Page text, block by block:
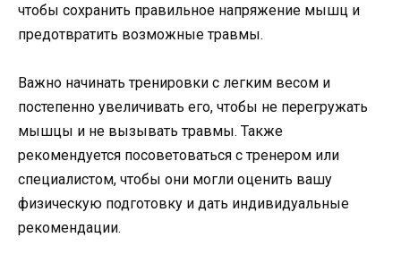
чтобы сохранить правильное напряжение мышц и
предотвратить возможные травмы.
Важно начинать тренировки с легким весом и
постепенно увеличивать его, чтобы не перегружать
мышцы и не вызывать травмы. Также
рекомендуется посоветоваться с тренером или
специалистом, чтобы они могли оценить вашу
физическую подготовку и дать индивидуальные
рекомендации.